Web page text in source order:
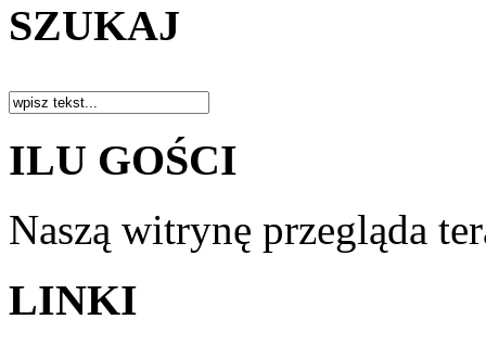
SZUKAJ
ILU GOŚCI
Naszą witrynę przegląda
LINKI